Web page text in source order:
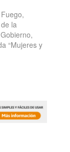
la
“Mujeres y